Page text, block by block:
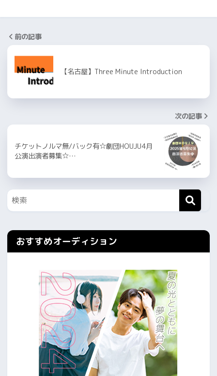
前の記事
【名古屋】Three Minute Introduction
次の記事
チケットノルマ無/バック有☆劇団HOUJU4月
公演出演者募集☆…
おすすめオーディション